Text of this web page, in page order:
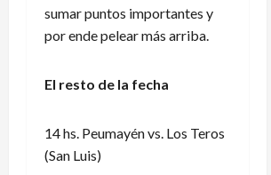
sumar puntos importantes y
por ende pelear más arriba.
El resto de la fecha
14 hs. Peumayén vs. Los Teros
(San Luis)